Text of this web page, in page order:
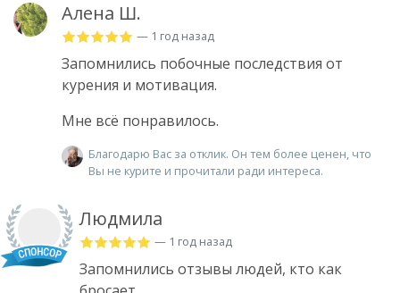
Алена Ш.
— 1 год назад
Запомнились побочные последствия от
курения и мотивация.
Мне всё понравилось.
Благодарю Вас за отклик. Он тем более ценен, что
Вы не курите и прочитали ради интереса.
Людмила
— 1 год назад
Запомнились отзывы людей, кто как